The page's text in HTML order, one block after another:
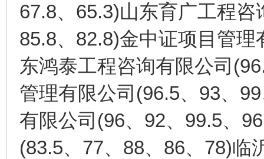
67.8、 65.3)山东育广工程咨
85.8、 82.8)金中证项目管理
东鸿泰工程咨询有限公司
管理有限公司 (96.5、 93、 99
有限公司 (96、 92、 99.5、 96
(83.5、 77、 88、 86、 78)临